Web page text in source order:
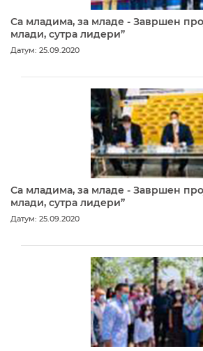
Са младима, за младе - Завршен
млади, сутра лидери”
Датум: 25.09.2020
Са младима, за младе - Завршен
млади, сутра лидери”
Датум: 25.09.2020